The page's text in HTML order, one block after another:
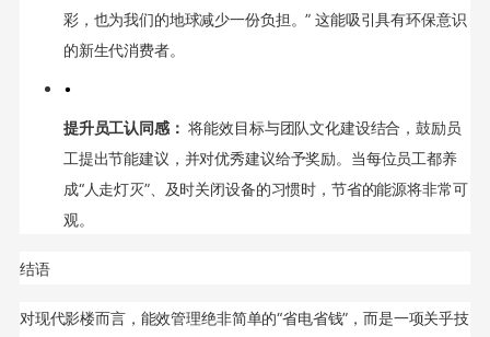
彩，也为我们的地球减少一份负担。” 这能吸引具有环保意识
的新生代消费者。
•
提升员工认同感： 将能效目标与团队文化建设结合，鼓励员
工提出节能建议，并对优秀建议给予奖励。当每位员工都养
成“人走灯灭”、及时关闭设备的习惯时，节省的能源将非常可
观。
结语
对现代影楼而言，能效管理绝非简单的“省电省钱”，而是一项关乎技